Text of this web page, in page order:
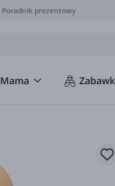
Poradnik prezentowy
Mama